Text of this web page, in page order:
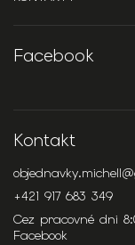
Facebook
Kontakt
objednavky.michell@
+421 917 683 349
Cez pracovné dni
Facebook